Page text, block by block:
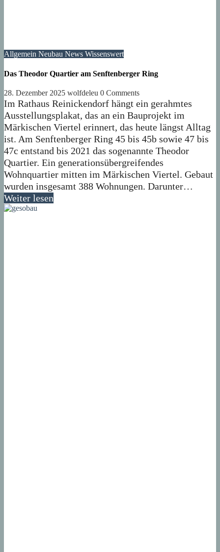
Allgemein Neubau News Wissenswert
Das Theodor Quartier am Senftenberger Ring
28. Dezember 2025 wolfdeleu 0 Comments
Im Rathaus Reinickendorf hängt ein gerahmtes
Ausstellungsplakat, das an ein Bauprojekt im
Märkischen Viertel erinnert, das heute längst Alltag
ist. Am Senftenberger Ring 45 bis 45b sowie 47 bis
47c entstand bis 2021 das sogenannte Theodor
Quartier. Ein generationsübergreifendes
Wohnquartier mitten im Märkischen Viertel. Gebaut
wurden insgesamt 388 Wohnungen. Darunter…
Weiter lesen